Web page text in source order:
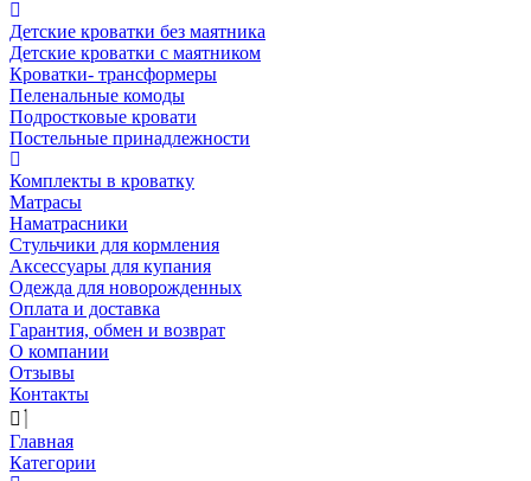
Детские кроватки без маятника
Детские кроватки с маятником
Кроватки- трансформеры
Пеленальные комоды
Подростковые кровати
Постельные принадлежности
Комплекты в кроватку
Матрасы
Наматрасники
Стульчики для кормления
Аксессуары для купания
Одежда для новорожденных
Оплата и доставка
Гарантия, обмен и возврат
О компании
Отзывы
Контакты
Главная
Категории